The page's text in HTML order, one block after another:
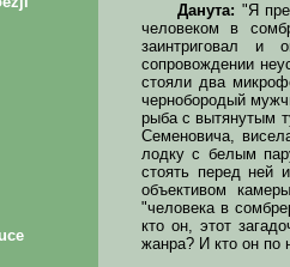
Данута: "Я
человеком в
заинтриговал и
сопровождении
стояли два
чернобородый
рыба с вытянутым
Семеновича,
лодку с белым
стоять перед ней
объективом
"человека в
кто он, этот
жанра? И кто он по